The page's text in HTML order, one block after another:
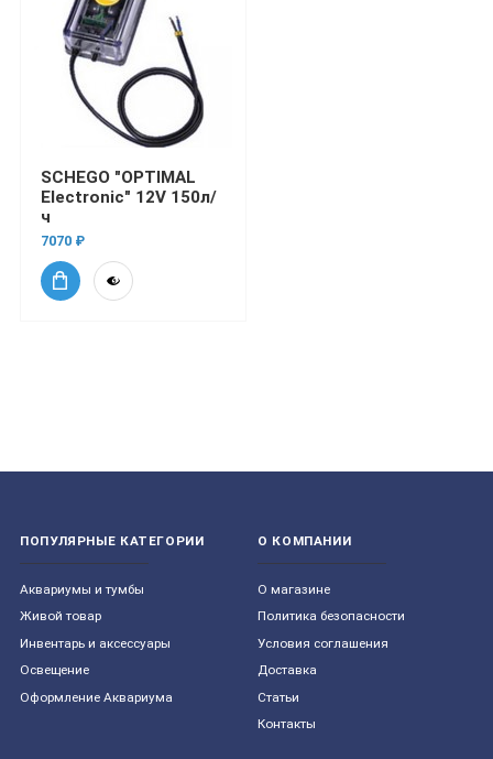
SСHEGO "OPTIMAL
Electronic" 12V 150л/
ч
7070 ₽
ПОПУЛЯРНЫЕ КАТЕГОРИИ
Aквариумы и тумбы
Живой товар
Инвентарь и аксессуары
Освещение
Оформление Аквариума
О КОМПАНИИ
О магазине
Политика безопасности
Условия соглашения
Доставка
Статьи
Контакты